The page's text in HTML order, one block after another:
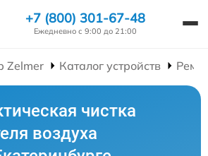
+7 (800) 301-67-48
Ежедневно с 9:00 до 21:00
Zelmer Каталог устройств
чистка
воздуха